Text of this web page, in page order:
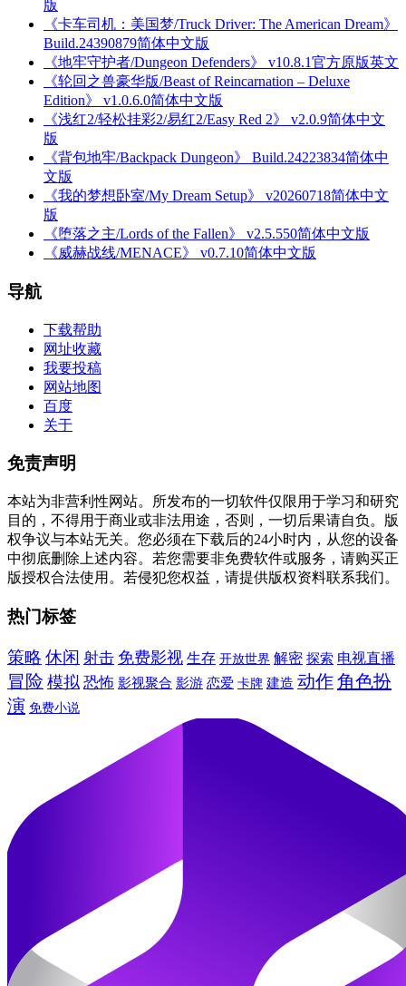
版
《卡车司机：美国梦/Truck Driver: The American Dream》
Build.24390879简体中文版
《地牢守护者/Dungeon Defenders》 v10.8.1官方原版英文
《轮回之兽豪华版/Beast of Reincarnation – Deluxe
Edition》 v1.0.6.0简体中文版
《浅红2/轻松挂彩2/易红2/Easy Red 2》 v2.0.9简体中文
版
《背包地牢/Backpack Dungeon》 Build.24223834简体中
文版
《我的梦想卧室/My Dream Setup》 v20260718简体中文
版
《堕落之主/Lords of the Fallen》 v2.5.550简体中文版
《威赫战线/MENACE》 v0.7.10简体中文版
导航
下载帮助
网址收藏
我要投稿
网站地图
百度
关于
免责声明
本站为非营利性网站。所发布的一切软件仅限用于学习和研究
目的，不得用于商业或非法用途，否则，一切后果请自负。版
权争议与本站无关。您必须在下载后的24小时内，从您的设备
中彻底删除上述内容。若您需要非免费软件或服务，请购买正
版授权合法使用。若侵犯您权益，请提供版权资料联系我们。
热门标签
策略 休闲 射击 免费影视 生存 开放世界 解密 探索 电视直播
冒险 模拟 恐怖 影视聚合 影游 恋爱 卡牌 建造 动作角色扮
演 免费小说